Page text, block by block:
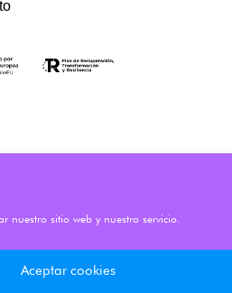
nuestro sitio web y nuestro servicio.
Aceptar cookies